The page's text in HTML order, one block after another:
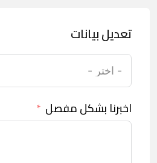
تعديل بيانات
اخبرنا بشكل مفصل